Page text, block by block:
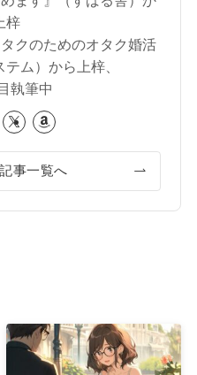
梓
クのためのオタク婚活
ム）から上梓、
執筆中
事一覧へ